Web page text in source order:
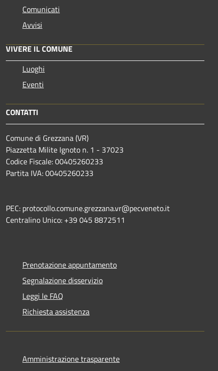
Comunicati
Avvisi
VIVERE IL COMUNE
Luoghi
Eventi
CONTATTI
Comune di Grezzana (VR)
Piazzetta Milite Ignoto n. 1 - 37023
Codice Fiscale: 00405260233
Partita IVA: 00405260233
PEC: protocollo.comune.grezzana.vr@pecveneto.it
Centralino Unico: +39 045 8872511
Prenotazione appuntamento
Segnalazione disservizio
Leggi le FAQ
Richiesta assistenza
Amministrazione trasparente